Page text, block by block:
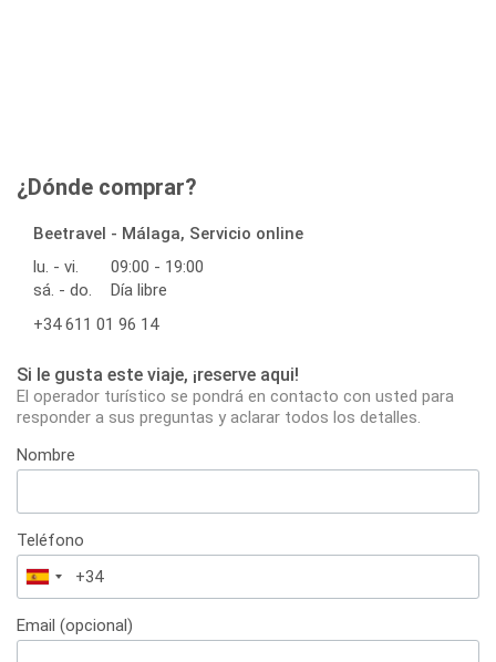
¿Dónde comprar?
Beetravel - Málaga, Servicio online
lu. - vi.
09:00 - 19:00
sá. - do.
Día libre
+34 611 01 96 14
Si le gusta este viaje, ¡reserve aqui!
El operador turístico se pondrá en contacto con usted para
responder a sus preguntas y aclarar todos los detalles.
Nombre
Teléfono
España
+34
Email (opcional)